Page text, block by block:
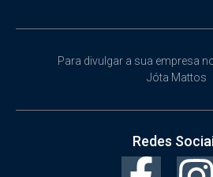
Para divulgar a sua empresa
Jóta Mattos
Redes